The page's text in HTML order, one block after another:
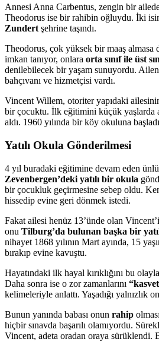
Annesi Anna Carbentus, zengin bir
Theodorus ise bir rahibin oğluydu. İki
Zundertşehrine taşındı.
Theodorus, çok yüksek bir maaş almasa
imkan tanıyor, onlara orta sınıf ile üst
denilebilecek bir yaşam sunuyordu.
bahçıvanı ve hizmetçisi vardı.
Vincent Willem, otoriter yapıdaki
bir çocuktu. İlk eğitimini küçük yaşlarda
aldı. 1960 yılında bir köy okuluna
Yatılı Okula Gönderilmesi
4 yıl buradaki eğitimine devam eden ünlü
Zevenbergen’deki yatılı bir okula
bir çocukluk geçirmesine sebep oldu.
hissedip evine geri dönmek istedi.
Fakat ailesi henüz 13’ünde olan
onu Tilburg’da bulunan başka bir
nihayet 1868 yılının Mart ayında, 15
bırakıp evine kavuştu.
Hayatındaki ilk hayal kırıklığını bu
Daha sonra ise o zor zamanlarını
kelimeleriyle anlattı. Yaşadığı yalnızlık
Bunun yanında babası onun rahip
hiçbir sınavda başarılı olamıyordu.
Vincent, adeta oradan oraya sürüklendi.